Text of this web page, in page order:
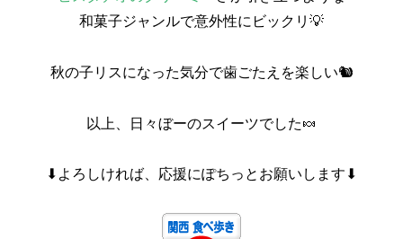
和菓子ジャンルで意外性にビックリ💡
秋の子リスになった気分で歯ごたえを楽しい🐿
以上、日々ぼーのスイーツでした🍬
⬇よろしければ、応援にぽちっとお願いします⬇